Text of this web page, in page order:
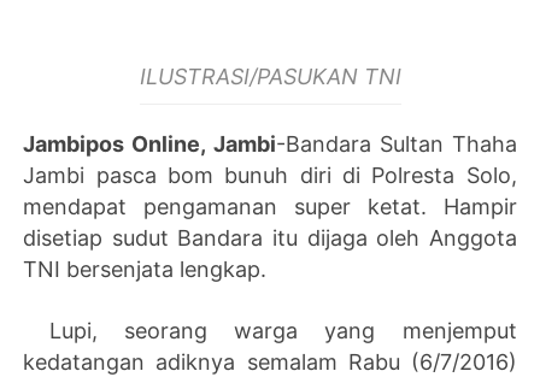
ILUSTRASI/PASUKAN TNI
Jambipos Online, Jambi-Bandara Sultan Thaha
Jambi pasca bom bunuh diri di Polresta Solo,
mendapat pengamanan super ketat. Hampir
disetiap sudut Bandara itu dijaga oleh Anggota
TNI bersenjata lengkap.
Lupi, seorang warga yang menjemput
kedatangan adiknya semalam Rabu (6/7/2016)